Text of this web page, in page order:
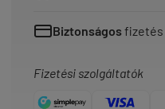
Biztonságosfizetés
Fizetési szolgáltatók